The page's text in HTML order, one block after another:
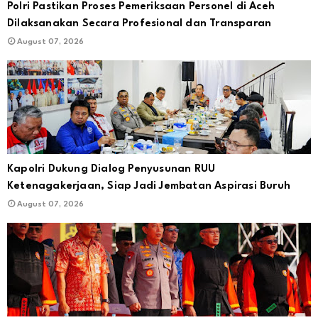
Polri Pastikan Proses Pemeriksaan Personel di Aceh
Dilaksanakan Secara Profesional dan Transparan
August 07, 2026
Kapolri Dukung Dialog Penyusunan RUU
Ketenagakerjaan, Siap Jadi Jembatan Aspirasi Buruh
August 07, 2026